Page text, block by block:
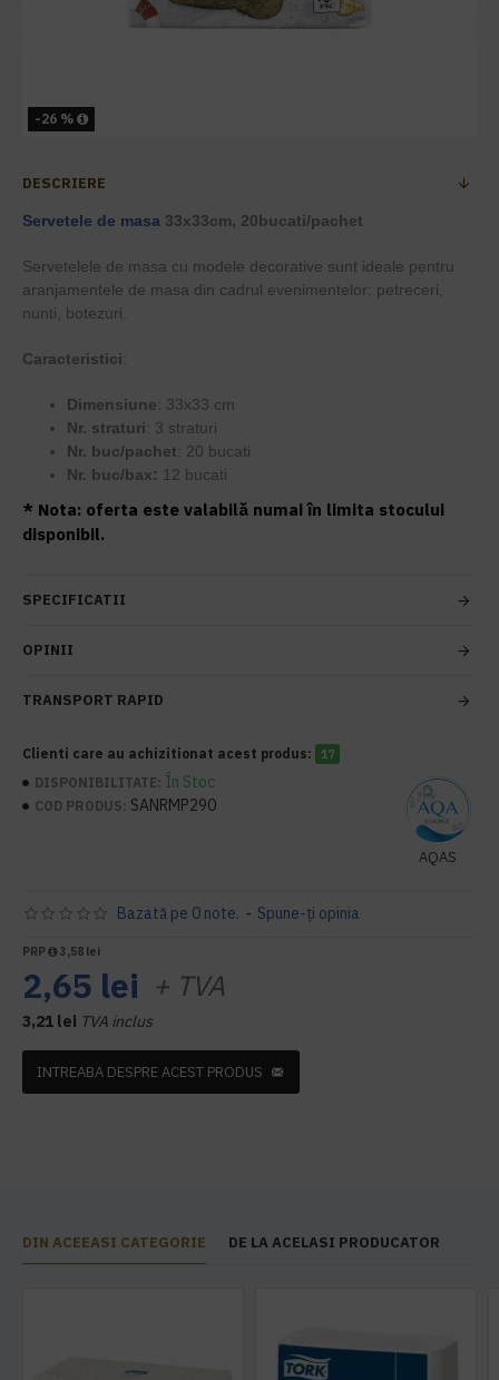
-26 %
DESCRIERE
Servetele de masa 33x33cm, 20bucati/pachet
Servetelele de masa cu modele decorative sunt ideale pentru
aranjamentele de masa din cadrul evenimentelor: petreceri,
nunti, botezuri.
Caracteristici:
Dimensiune: 33x33 cm
Nr. straturi: 3 straturi
Nr. buc/pachet: 20 bucati
Nr. buc/bax: 12 bucati
* Nota: oferta este valabilă numai în limita stocului
disponibil.
SPECIFICATII
OPINII
TRANSPORT RAPID
Clienti care au achizitionat acest produs: 17
DISPONIBILITATE: În Stoc
COD PRODUS: SANRMP290
AQAS
Bazată pe 0 note. - Spune-ţi opinia
PRP 3,58 lei
2,65 lei + TVA
3,21 lei TVA inclus
INTREABA DESPRE ACEST PRODUS
DIN ACEEASI CATEGORIE DE LA ACELASI PRODUCATOR